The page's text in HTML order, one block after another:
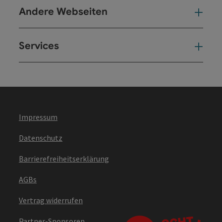
Andere Webseiten
Services
Impressum
Datenschutz
Barrierefreiheitserklärung
AGBs
Vertrag widerrufen